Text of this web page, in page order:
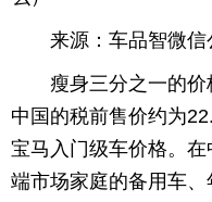
康
生
来源：车品智微信
瘦身三分之一的
中国的税前售价约为
宝马入门级车价格。
端市场家庭的备用车